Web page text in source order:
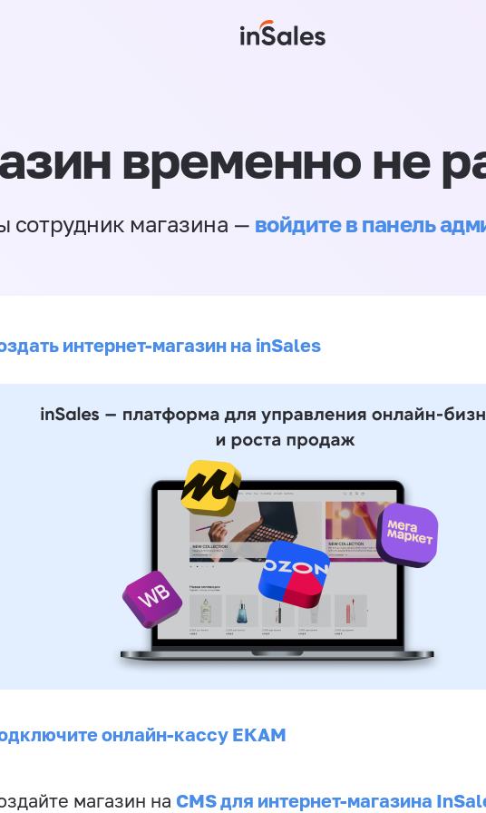
временно не
сотрудник магазина — войдите в панель
интернет-магазин на inSales
онлайн-кассу ЕКАМ
магазин на CMS для интернет-магазина